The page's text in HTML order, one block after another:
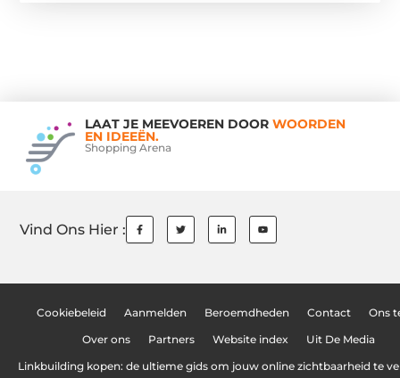
LAAT JE MEEVOEREN DOOR WOORDEN
EN IDEEËN.
Shopping Arena
Vind Ons Hier :
Cookiebeleid Aanmelden Beroemdheden Contact Ons
Over ons Partners Website index Uit De Media
Linkbuilding kopen: de ultieme gids om jouw online zichtbaarheid te